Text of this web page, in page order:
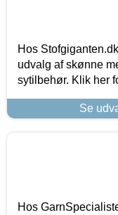
Hos
udvalg af skønne
sytilbehør. Klik her
Se
Hos